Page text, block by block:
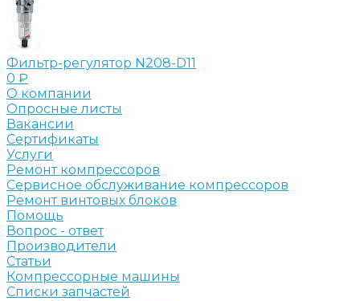
Фильтр-регулятор N208-D11
0 ₽
О компании
Опросные листы
Вакансии
Сертификаты
Услуги
Ремонт компрессоров
Сервисное обслуживание компрессоров
Ремонт винтовых блоков
Помощь
Вопрос - ответ
Производители
Статьи
Компрессорные машины
Списки запчастей